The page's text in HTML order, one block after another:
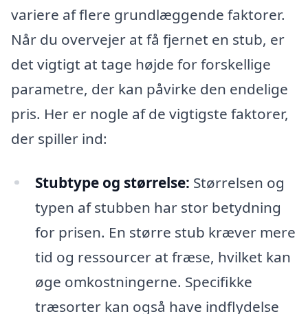
variere af flere grundlæggende faktorer.
Når du overvejer at få fjernet en stub, er
det vigtigt at tage højde for forskellige
parametre, der kan påvirke den endelige
pris. Her er nogle af de vigtigste faktorer,
der spiller ind:
Stubtype og størrelse: Størrelsen og
typen af stubben har stor betydning
for prisen. En større stub kræver mere
tid og ressourcer at fræse, hvilket kan
øge omkostningerne. Specifikke
træsorter kan også have indflydelse